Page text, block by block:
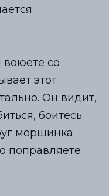
со
этот
Он видит,
боитесь
морщинка
поправляете